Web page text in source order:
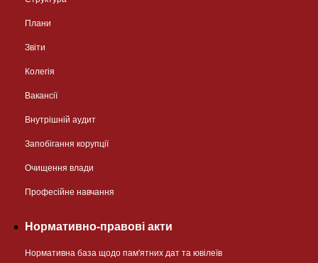
Плани
Звіти
Колегія
Вакансії
Внутрішній аудит
Запобігання корупції
Очищення влади
Професійне навчання
Нормативно-правові акти
Нормативна база щодо пам'ятних дат та ювілеїв